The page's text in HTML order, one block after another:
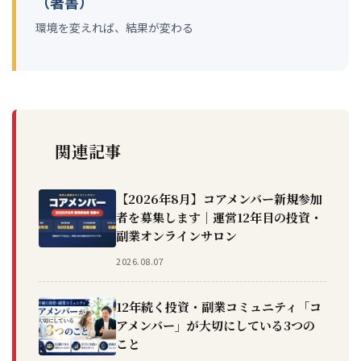
環境を変えれば、結果が変わる
関連記事
【2026年8月】コアメンバー新規参加
者を募集します｜運営12年目の投資・
副業オンラインサロン
2026.08.07
12年続く投資・副業コミュニティ「コ
アメンバー」が大切にしている3つの
こと